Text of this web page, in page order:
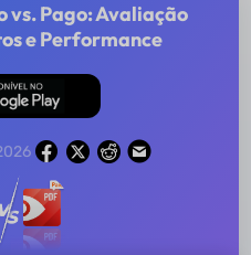
vs. Pago: Avaliação
e Performance
Grátis